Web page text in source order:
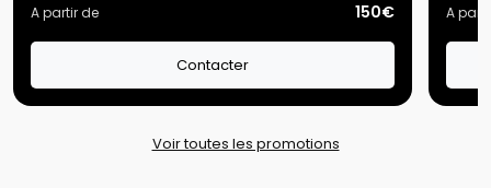
A partir de 150€
Contacter
A
Voir toutes les promotions